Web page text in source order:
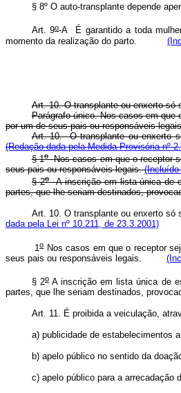
§ 8º O auto-transplante depende
Art. 9o-A É garantido a toda
momento da realização do parto.
Art. 10. O transplante ou enxerto só
Parágrafo único. Nos casos em que
por um de seus pais ou responsáveis
Art. 10. O transplante ou enxerto
(Redação dada pela Medida Provisória nº
§ 1oNos casos em que o receptor
seus pais ou responsáveis legais.(Incluído
§ 2oA inscrição em lista única de
partes, que lhe seriam destinados,
Art. 10. O transplante ou enxerto
dada pela Lei nº 10.211, de 23.3.2001)
1oNos casos em que o receptor
seus pais ou responsáveis legais.
§ 2oA inscrição em lista única de
partes, que lhe seriam destinados,
Art. 11. É proibida a veiculação,
a) publicidade de estabelecimentos
b) apelo público no sentido da
c) apelo público para a arrecadação